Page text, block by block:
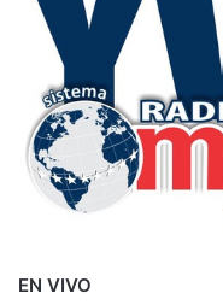
EN VIVO